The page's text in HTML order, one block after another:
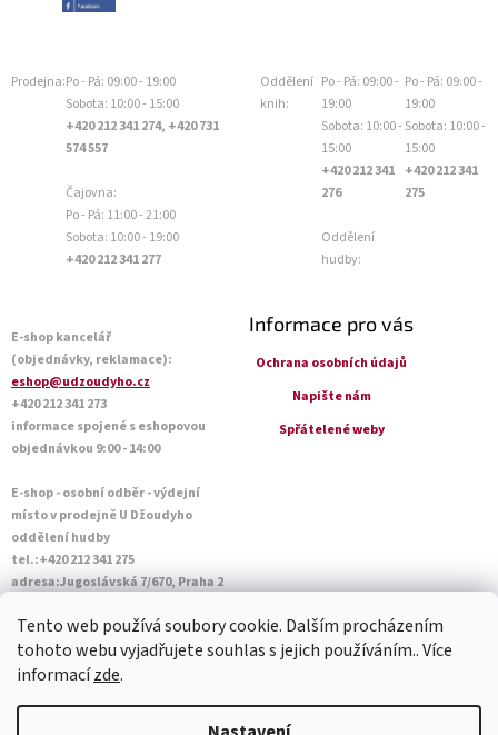
Tento web používá soubory cookie. Dalším procházením
tohoto webu vyjadřujete souhlas s jejich používáním.. Více
informacízde.
Prodejna:Po - Pá: 09:00 - 19:00
Sobota: 10:00 - 15:00
+420 212 341 274, +420 731
574 557
Čajovna:
Po - Pá: 11:00 - 21:00
Sobota: 10:00 - 19:00
+420 212 341 277
Oddělení
knih:
Po - Pá: 09:00 -
19:00
Sobota: 10:00 -
15:00
+420 212 341
276
Oddělení
hudby:
Po - Pá: 09:00 -
19:00
Sobota: 10:00 -
15:00
+420 212 341
275
E-shop kancelář
(objednávky, reklamace):
eshop@udzoudyho.cz
+420 212 341 273
informace spojené s eshopovou
objednávkou 9:00 - 14:00
E-shop - osobní odběr - výdejní
místo v prodejně U Džoudyho
oddělení hudby
tel.:+420 212 341 275
adresa:Jugoslávská 7/670, Praha 2
Sobota: 10:00 - 14:45
Informace pro vás
Ochrana osobních údajů
Napište nám
Spřátelené weby